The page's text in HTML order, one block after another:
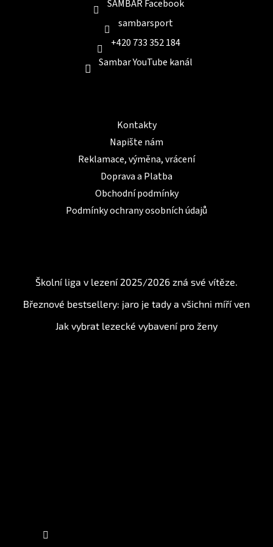
SAMBAR Facebook
sambarsport
+420 733 352 184
Sambar YouTube kanál
Kontakty
Napište nám
Reklamace, výměna, vrácení
Doprava a Platba
Obchodní podmínky
Podmínky ochrany osobních údajů
Školní liga v lezení 2025/2026 zná své vítěze.
Březnové bestsellery: jaro je tady a všichni míří ven
Jak vybrat lezecké vybavení pro ženy